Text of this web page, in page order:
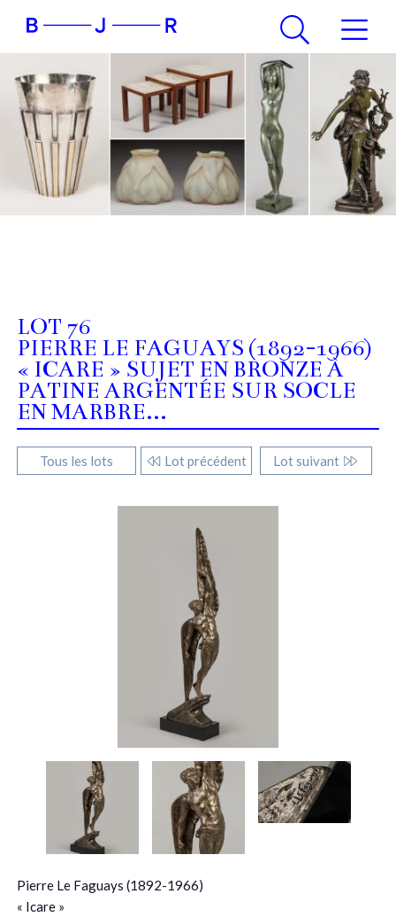
LOT 76
PIERRE LE FAGUAYS (1892-1966)
« ICARE » SUJET EN BRONZE À
PATINE ARGENTÉE SUR SOCLE
EN MARBRE...
Tous les lots Lot précédent Lot suivant
Pierre Le Faguays (1892-1966)
« Icare »